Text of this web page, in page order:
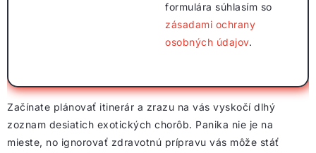
formulára súhlasím so
zásadami ochrany
osobných údajov.
Začínate plánovať itinerár a zrazu na vás vyskočí dlhý
zoznam desiatich exotických chorôb. Panika nie je na
mieste, no ignorovať zdravotnú prípravu vás môže stáť